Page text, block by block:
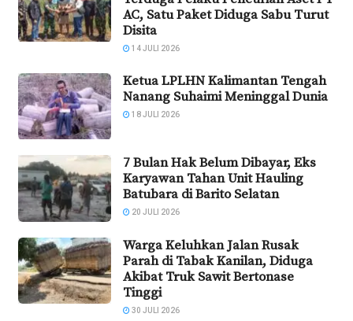
AC, Satu Paket Diduga Sabu Turut
Disita
14 JULI 2026
Ketua LPLHN Kalimantan Tengah
Nanang Suhaimi Meninggal Dunia
18 JULI 2026
7 Bulan Hak Belum Dibayar, Eks
Karyawan Tahan Unit Hauling
Batubara di Barito Selatan
20 JULI 2026
Warga Keluhkan Jalan Rusak
Parah di Tabak Kanilan, Diduga
Akibat Truk Sawit Bertonase
Tinggi
30 JULI 2026